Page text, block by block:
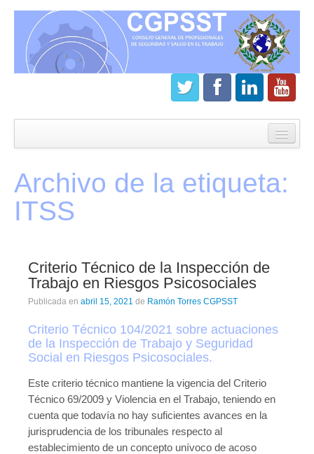
¿Que es el Consejo?
Estatutos
Junta directiva del CGPSST
Asamblea general CGPSST
Publicaciones
Publicaciones del CGPSST
Jurisprudencia
Publicaciones de las asociaciones
Publicaciones de otros colectivos
Archivo de la etiqueta:
ITSS
Criterio Técnico de la Inspección de
Trabajo en Riesgos Psicosociales
Publicada en abril 15, 2021 de Ramón Torres CGPSST
Criterio Técnico 104/2021 sobre actuaciones
de la Inspección de Trabajo y Seguridad
Social en Riesgos Psicosociales.
Este criterio técnico mantiene la vigencia del Criterio
Técnico 69/2009 y Violencia en el Trabajo, teniendo en
cuenta que todavía no hay suficientes avances en la
jurisprudencia de los tribunales respecto al
establecimiento de un concepto unívoco de acoso